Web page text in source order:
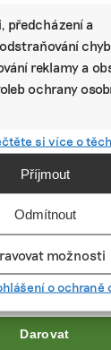
předcházení a
chyb,
reklamy a
ochrany
si více o
Příjmout
Odmítnout
možnosti
o ochraně
obsahu.